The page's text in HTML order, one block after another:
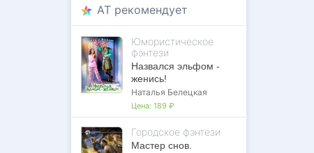
AT рекомендует
Юмористическое
фэнтези
Назвался эльфом -
женись!
Наталья Белецкая
Цена: 189 ₽
Городское фэнтези
Мастер снов.